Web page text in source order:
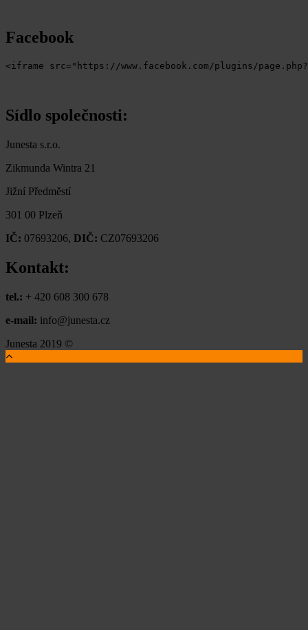
Facebook
<iframe src="https://www.facebook.com/plugins/
Sídlo společnosti:
Junesta s.r.o.
Zikmunda Wintra 21
Jižní Předměstí
301 00 Plzeň
IČ: 07693206, DIČ: CZ07693206
Kontakt:
tel.: + 420 608 300 678
e-mail: info@junesta.cz
Junesta 2019 ©